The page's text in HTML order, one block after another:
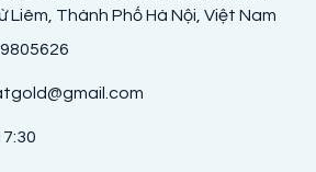
Liêm, Thành Phố Hà Nội, Việt Nam